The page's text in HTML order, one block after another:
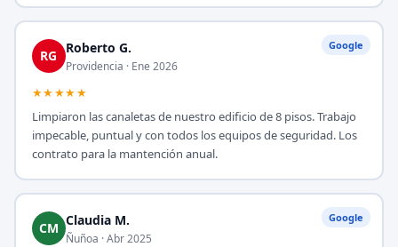
Google
RG Roberto G.
Providencia · Ene 2026
★★★★★
Limpiaron las canaletas de nuestro edificio de 8 pisos. Trabajo
impecable, puntual y con todos los equipos de seguridad. Los
contrato para la mantención anual.
Google
CM Claudia M.
Ñuñoa · Abr 2025